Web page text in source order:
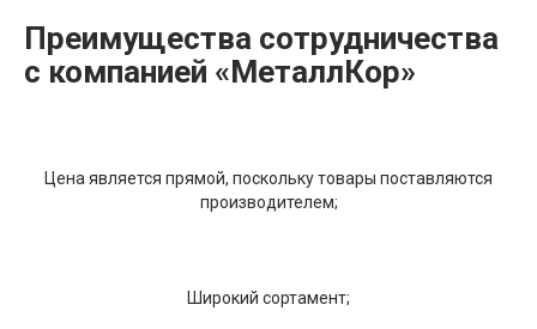
Преимущества сотрудничества
с компанией «МеталлКор»
Цена является прямой, поскольку товары поставляются
производителем;
Широкий сортамент;